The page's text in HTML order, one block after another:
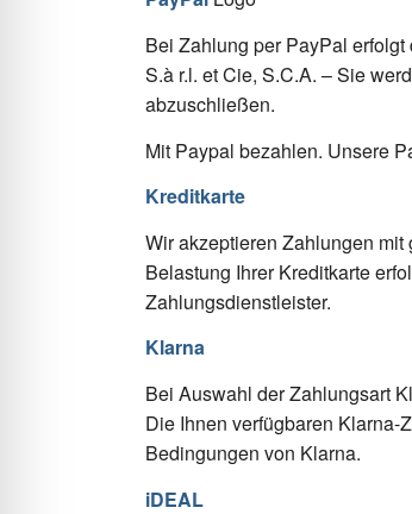
Bei Zahlung per PayPal
S.à r.l. et Cie, S.C.A. – Sie
abzuschließen.
Mit Paypal bezahlen. Unsere
Kreditkarte
Wir akzeptieren Zahlungen
Belastung Ihrer Kreditkarte
Zahlungsdienstleister.
Klarna
Bei Auswahl der Zahlungsart
Die Ihnen verfügbaren
Bedingungen von Klarna.
iDEAL